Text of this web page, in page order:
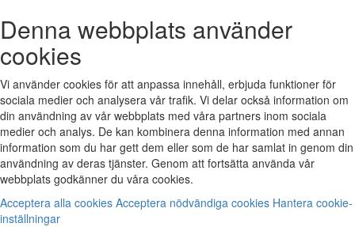
Denna webbplats använder
cookies
Vi använder cookies för att anpassa innehåll, erbjuda funktioner för
sociala medier och analysera vår trafik. Vi delar också information om
din användning av vår webbplats med våra partners inom sociala
medier och analys. De kan kombinera denna information med annan
information som du har gett dem eller som de har samlat in genom din
användning av deras tjänster. Genom att fortsätta använda vår
webbplats godkänner du våra cookies.
Acceptera alla cookies Acceptera nödvändiga cookies Hantera cookie-
inställningar